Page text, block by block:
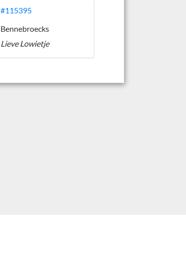
#115395
Bennebroecks
Lieve Lowietje